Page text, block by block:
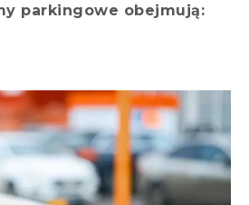
parkingowe obejmują: